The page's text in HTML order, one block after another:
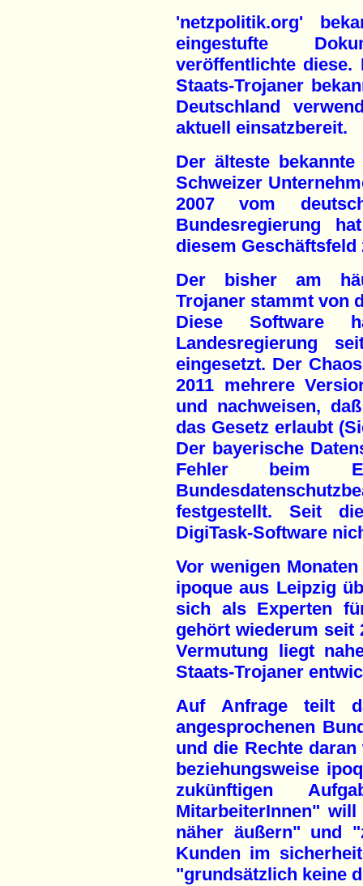
'netzpolitik.org'
eingestufte
veröffentlichte
Staats-Trojaner
Deutschland
aktuell einsatzbereit.
Der älteste
Schweizer
2007 vom
Bundesregierung
diesem
Der bisher am
Trojaner stammt von
Diese Software
Landesregierung
eingesetzt. Der
2011 mehrere
und nachweisen,
das Gesetz erlaubt
Der bayerische
Fehler beim
festgestellt. Seit
DigiTask-Software
Vor wenigen
ipoque aus Leipzig
sich als Experten
gehört wiederum seit
Vermutung liegt
Staats-Trojaner
Auf Anfrage teilt
angesprochenen
und die Rechte
beziehungsweise
zukünftigen
MitarbeiterInnen"
näher äußern" und
Kunden im
"grundsätzlich keine